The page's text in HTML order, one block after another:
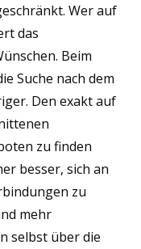
Wer auf
das
Beim
Suche nach dem
Den exakt auf
zu finden
besser, sich an
zu
mehr
selbst über die